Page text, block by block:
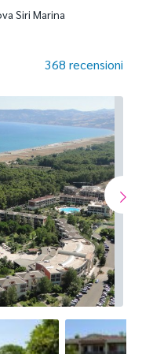
Siri Marina
368 recensioni